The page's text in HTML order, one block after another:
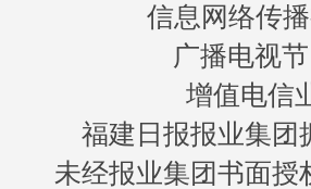
信息网络传
广播电视
增值电信
福建日报报业集团
未经报业集团书面授